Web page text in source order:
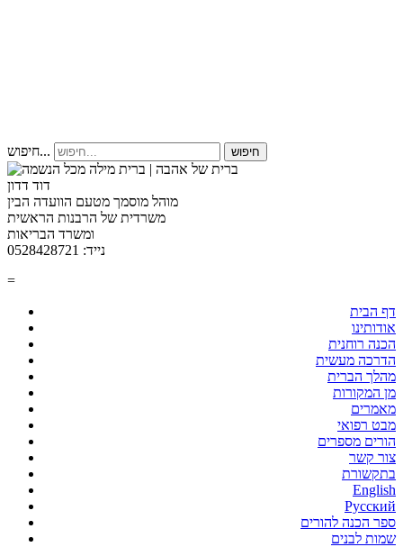
חיפוש... חיפוש
דוד דדון
מוהל מוסמך מטעם הוועדה הבין
משרדית של הרבנות הראשית
ומשרד הבריאות
נייד: 0528428721
=
דף הבית
אודותינו
הכנה רוחנית
הדרכה מעשית
מהלך הברית
מן המקורות
מאמרים
מבט רפואי
הורים מספרים
צור קשר
בתקשורת
English
Русский
ספר הכנה להורים
שמות לבנים